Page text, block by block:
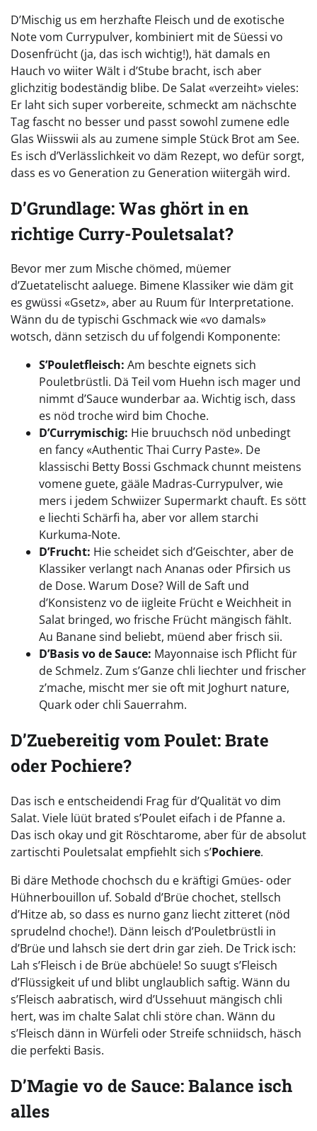
D’Mischig us em herzhafte Fleisch und de exotische
Note vom Currypulver, kombiniert mit de Süessi vo
Dosenfrücht (ja, das isch wichtig!), hät damals en
Hauch vo wiiter Wält i d’Stube bracht, isch aber
glichzitig bodeständig blibe. De Salat «verzeiht» vieles:
Er laht sich super vorbereite, schmeckt am nächschte
Tag fascht no besser und passt sowohl zumene edle
Glas Wiisswii als au zumene simple Stück Brot am See.
Es isch d’Verlässlichkeit vo däm Rezept, wo defür sorgt,
dass es vo Generation zu Generation wiitergäh wird.
D’Grundlage: Was ghört in en
richtige Curry-Pouletsalat?
Bevor mer zum Mische chömed, müemer
d’Zuetatelischt aaluege. Bimene Klassiker wie däm git
es gwüssi «Gsetz», aber au Ruum für Interpretatione.
Wänn du de typischi Gschmack wie «vo damals»
wotsch, dänn setzisch du uf folgendi Komponente:
S’Pouletfleisch: Am beschte eignets sich
Pouletbrüstli. Dä Teil vom Huehn isch mager und
nimmt d’Sauce wunderbar aa. Wichtig isch, dass
es nöd troche wird bim Choche.
D’Currymischig: Hie bruuchsch nöd unbedingt
en fancy «Authentic Thai Curry Paste». De
klassischi Betty Bossi Gschmack chunnt meistens
vomene guete, gääle Madras-Currypulver, wie
mers i jedem Schwiizer Supermarkt chauft. Es sött
e liechti Schärfi ha, aber vor allem starchi
Kurkuma-Note.
D’Frucht: Hie scheidet sich d’Geischter, aber de
Klassiker verlangt nach Ananas oder Pfirsich us
de Dose. Warum Dose? Will de Saft und
d’Konsistenz vo de iigleite Frücht e Weichheit in
Salat bringed, wo frische Frücht mängisch fählt.
Au Banane sind beliebt, müend aber frisch sii.
D’Basis vo de Sauce: Mayonnaise isch Pflicht für
de Schmelz. Zum s’Ganze chli liechter und frischer
z’mache, mischt mer sie oft mit Joghurt nature,
Quark oder chli Sauerrahm.
D’Zuebereitig vom Poulet: Brate
oder Pochiere?
Das isch e entscheidendi Frag für d’Qualität vo dim
Salat. Viele lüüt brated s’Poulet eifach i de Pfanne a.
Das isch okay und git Röschtarome, aber für de absolut
zartischti Pouletsalat empfiehlt sich s’Pochiere.
Bi däre Methode chochsch du e kräftigi Gmües- oder
Hühnerbouillon uf. Sobald d’Brüe chochet, stellsch
d’Hitze ab, so dass es nurno ganz liecht zitteret (nöd
sprudelnd choche!). Dänn leisch d’Pouletbrüstli in
d’Brüe und lahsch sie dert drin gar zieh. De Trick isch:
Lah s’Fleisch i de Brüe abchüele! So suugt s’Fleisch
d’Flüssigkeit uf und blibt unglaublich saftig. Wänn du
s’Fleisch aabratisch, wird d’Ussehuut mängisch chli
hert, was im chalte Salat chli störe chan. Wänn du
s’Fleisch dänn in Würfeli oder Streife schniidsch, häsch
die perfekti Basis.
D’Magie vo de Sauce: Balance isch
alles